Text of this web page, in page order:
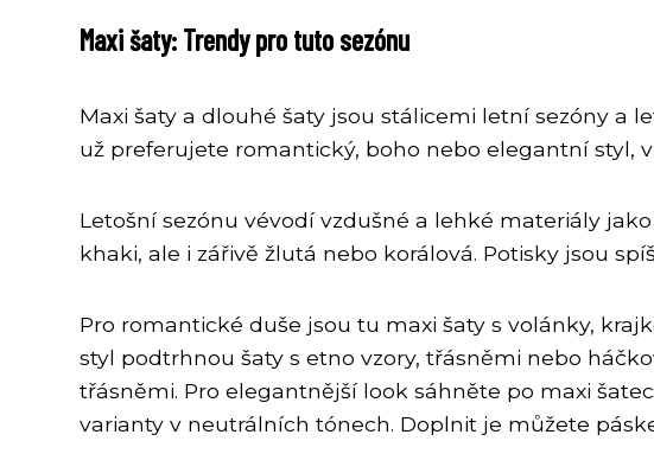
Maxi šaty: Trendy pro tuto sezónu
Maxi šaty a dlouhé šaty jsou stálicemi letní sezóny a
už preferujete romantický, boho nebo elegantní styl,
Letošní sezónu vévodí vzdušné a lehké materiály
khaki, ale i zářivě žlutá nebo korálová. Potisky jsou
Pro romantické duše jsou tu maxi šaty s volánky,
styl podtrhnou šaty s etno vzory, třásněmi nebo
třásněmi. Pro elegantnější look sáhněte po maxi
varianty v neutrálních tónech. Doplnit je můžete